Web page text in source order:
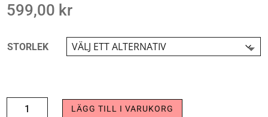
599,00 kr
STORLEK
KJOL
LÄGG TILL I VARUKORG